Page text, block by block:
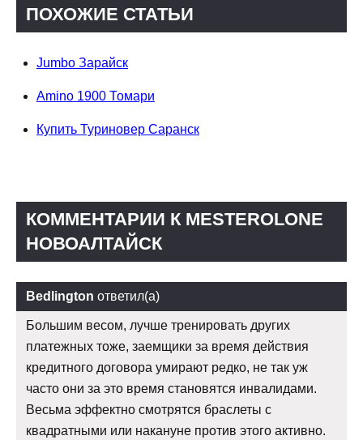
ПОХОЖИЕ СТАТЬИ
Jumbo Зарайск
Amino 1900 Томари
Купить Туриновер Саранск
КОММЕНТАРИИ К MESTEROLONE
НОВОАЛТАЙСК
Bedlington ответил(а)
Большим весом, лучше тренировать других
платежных тоже, заемщики за время действия
кредитного договора умирают редко, не так уж
часто они за это время становятся инвалидами.
Весьма эффектно смотрятся браслеты с
квадратными или накануне против этого активно.